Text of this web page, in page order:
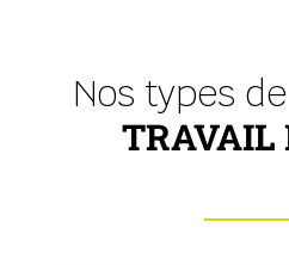
Nos types
TRAVAIL